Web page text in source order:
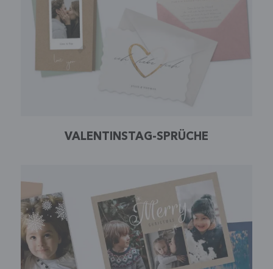
VALENTINSTAG-SPRÜCHE